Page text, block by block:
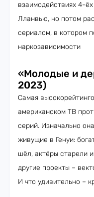
взаимодействиях 4-
Лланвью, но потом
сериалом, в котором
наркозависимости
«Молодые и
2023)
Самая
американском ТВ
серий. Изначально
живущие в Генуи:
шёл, актёры старели
другие проекты –
И что удивительно –